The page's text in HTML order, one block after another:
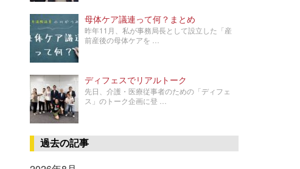
母体ケア議連って何？まとめ
昨年11月、私が事務局長として設立した「産
前産後の母体ケアを …
ディフェスでリアルトーク
先日、介護・医療従事者のための「ディフェ
ス」のトーク企画に登 …
過去の記事